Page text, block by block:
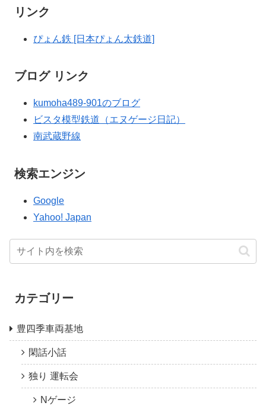
リンク
ぴょん鉄 [日本ぴょん太鉄道]
ブログ リンク
kumoha489-901のブログ
ビスタ模型鉄道（エヌゲージ日記）
南武蔵野線
検索エンジン
Google
Yahoo! Japan
カテゴリー
豊四季車両基地
閑話小話
独り 運転会
Nゲージ